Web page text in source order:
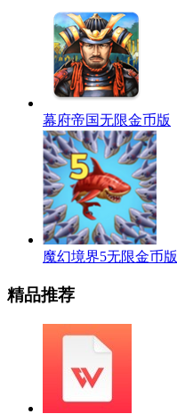
幕府帝国无限金币版
魔幻境界5无限金币版
精品推荐